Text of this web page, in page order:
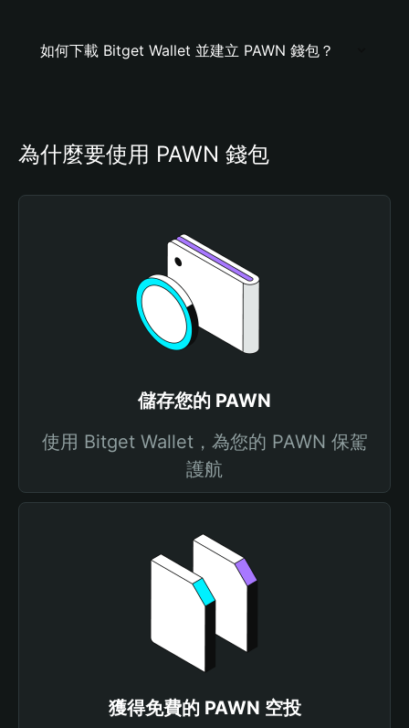
如何下載 Bitget Wallet 並建立 PAWN 錢包？
為什麼要使用 PAWN 錢包
儲存您的 PAWN
使用 Bitget Wallet，為您的 PAWN 保駕
護航
獲得免費的 PAWN 空投